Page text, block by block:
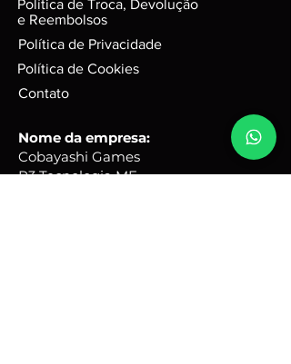
jogos em disco, podem possuir
performance do jogo.
Caixas e Embalagens:
Podem possuir pequenas avarias,
Política de Troca, Devolução
e Reembolsos
Política de Privacidade
Política de Cookies
Contato
Nome da empresa:
Cobayashi Games
R3 Tecnologia ME